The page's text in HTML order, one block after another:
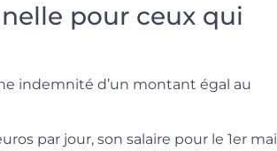
pour ceux qui
indemnité d’un montant égal au
par jour, son salaire pour le 1er mai